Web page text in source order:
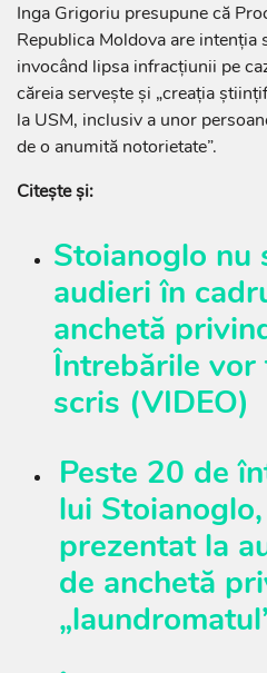
Inga Grigoriu presupune că
Republica Moldova are intenția
invocând lipsa infracțiunii pe
căreia servește și „creația
la USM, inclusiv a unor
de o anumită notorietate”.
Citește și:
Stoianoglo nu
audieri în
anchetă
Întrebările vor
scris (VIDEO)
Peste 20 de
lui
prezentat la
de anchetă